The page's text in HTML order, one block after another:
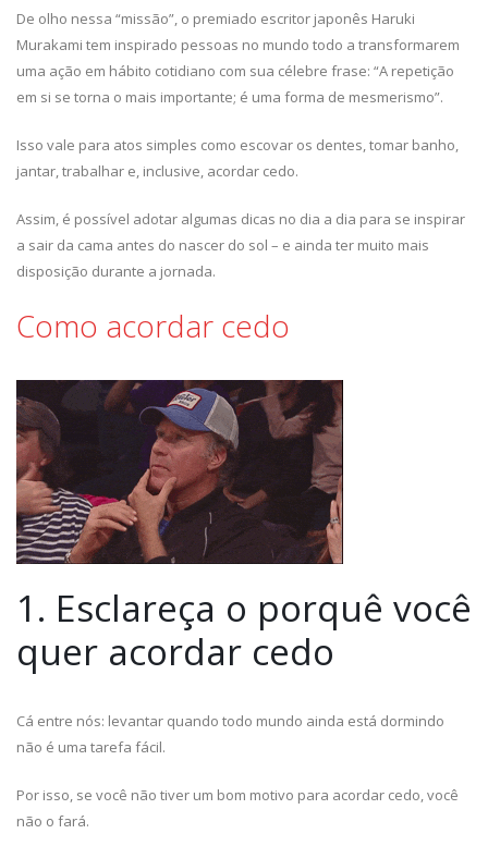
De olho nessa “missão”, o premiado escritor japonês Haruki
Murakami tem inspirado pessoas no mundo todo a transformarem
uma ação em hábito cotidiano com sua célebre frase: “A repetição
em si se torna o mais importante; é uma forma de mesmerismo”.
Isso vale para atos simples como escovar os dentes, tomar banho,
jantar, trabalhar e, inclusive, acordar cedo.
Assim, é possível adotar algumas dicas no dia a dia para se inspirar
a sair da cama antes do nascer do sol – e ainda ter muito mais
disposição durante a jornada.
Como acordar cedo
1. Esclareça o porquê você
quer acordar cedo
Cá entre nós: levantar quando todo mundo ainda está dormindo
não é uma tarefa fácil.
Por isso, se você não tiver um bom motivo para acordar cedo, você
não o fará.